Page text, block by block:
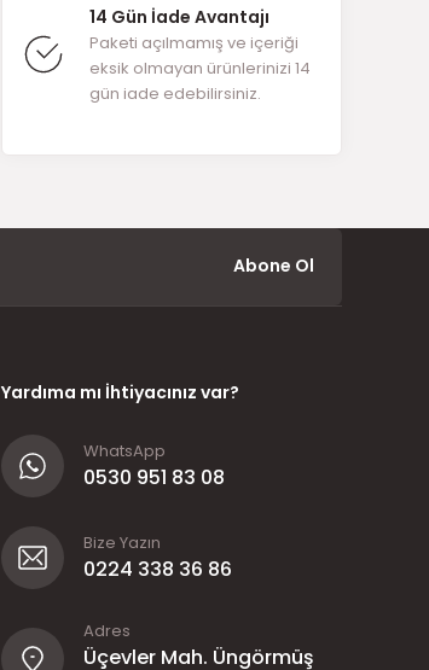
14 Gün İade Avantajı
Paketi açılmamış ve içeriği
eksik olmayan ürünlerinizi 14
gün iade edebilirsiniz.
Abone Ol
Yardıma mı İhtiyacınız var?
WhatsApp
0530 951 83 08
Bize Yazın
0224 338 36 86
Adres
Üçevler Mah. Üngörmüş